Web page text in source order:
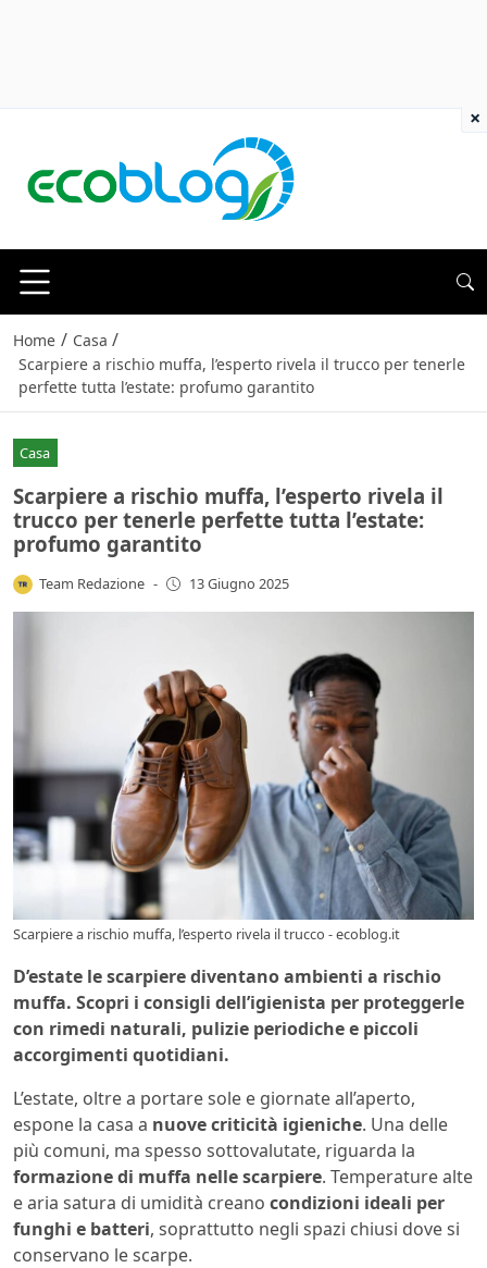
Home / Casa /
Scarpiere a rischio muffa, l’esperto rivela il trucco per tenerle
perfette tutta l’estate: profumo garantito
Casa
Scarpiere a rischio muffa, l’esperto rivela il
trucco per tenerle perfette tutta l’estate:
profumo garantito
Team Redazione - 13 Giugno 2025
Scarpiere a rischio muffa, l’esperto rivela il trucco - ecoblog.it
D’estate le scarpiere diventano ambienti a rischio
muffa. Scopri i consigli dell’igienista per proteggerle
con rimedi naturali, pulizie periodiche e piccoli
accorgimenti quotidiani.
L’estate, oltre a portare sole e giornate all’aperto,
espone la casa a nuove criticità igieniche. Una delle
più comuni, ma spesso sottovalutate, riguarda la
formazione di muffa nelle scarpiere. Temperature alte
e aria satura di umidità creano condizioni ideali per
funghi e batteri, soprattutto negli spazi chiusi dove si
conservano le scarpe.
×